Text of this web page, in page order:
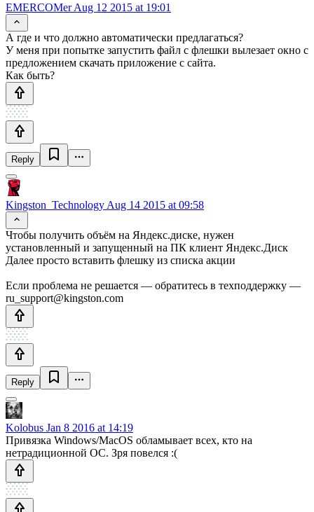
EMERCOMerAug 12 2015 at 19:01
А где и что должно автоматически предлагаться?
У меня при попытке запустить файл с флешки вылезает окно с
предложением скачать приложение с сайта.
Как быть?
Reply
Kingston_Technology Aug 14 2015 at 09:58
Чтобы получить объём на Яндекс.диске, нужен
установленный и запущенный на ПК клиент Яндекс.Диск
Далее просто вставить флешку из списка акции
Если проблема не решается — обратитесь в техподдержку —
ru_support@kingston.com
Reply
Kolobus Jan 8 2016 at 14:19
Привязка Windows/MacOS обламывает всех, кто на
нетрадиционной ОС. Зря повелся :(